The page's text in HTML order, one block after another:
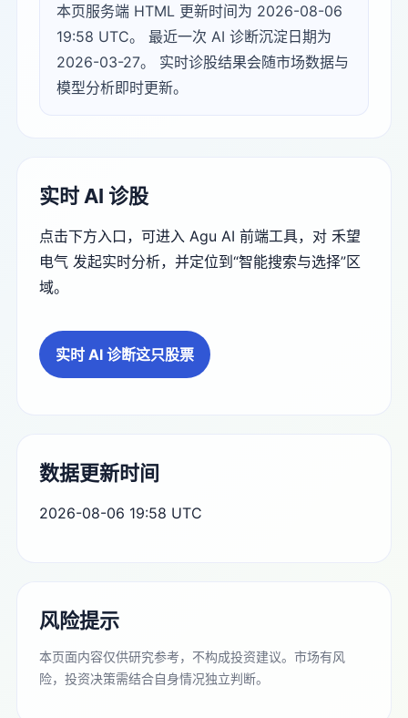
本页服务端 HTML 更新时间为 2026-08-06
19:58 UTC。 最近一次 AI 诊断沉淀日期为
2026-03-27。 实时诊股结果会随市场数据与
模型分析即时更新。
实时 AI 诊股
点击下方入口，可进入 Agu AI 前端工具，对 禾望
电气 发起实时分析，并定位到“智能搜索与选择”区
域。
实时 AI 诊断这只股票
数据更新时间
2026-08-06 19:58 UTC
风险提示
本页面内容仅供研究参考，不构成投资建议。市场有风
险，投资决策需结合自身情况独立判断。